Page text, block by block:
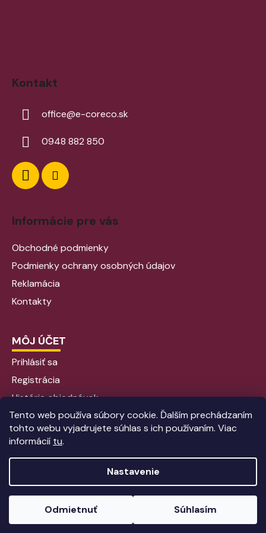
Tento web používa súbory cookie. Ďalším prechádzaním
tohto webu vyjadrujete súhlas s ich používaním. Viac
informácií tu.
Nastavenie
Odmietnuť Súhlasím
Kontakt
office@e-coreco.sk
0948 882 850
Informácie pre vás
Obchodné podmienky
Podmienky ochrany osobných údajov
Reklamácia
Kontakty
MÔJ ÚČET
Prihlásiť sa
Registrácia
História objednávok
Vytvoril Shoptet
Anque Media
Copyright 2026EcoReco SK. Všetky práva vyhradené.